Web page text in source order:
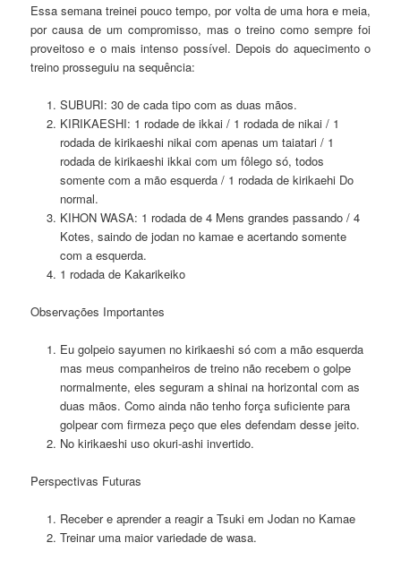
Essa semana treinei pouco tempo, por volta de uma hora e meia,
por causa de um compromisso, mas o treino como sempre foi
proveitoso e o mais intenso possível. Depois do aquecimento o
treino prosseguiu na sequência:
SUBURI: 30 de cada tipo com as duas mãos.
KIRIKAESHI: 1 rodade de ikkai / 1 rodada de nikai / 1
rodada de kirikaeshi nikai com apenas um taiatari / 1
rodada de kirikaeshi ikkai com um fôlego só, todos
somente com a mão esquerda / 1 rodada de kirikaehi Do
normal.
KIHON WASA: 1 rodada de 4 Mens grandes passando / 4
Kotes, saindo de jodan no kamae e acertando somente
com a esquerda.
1 rodada de Kakarikeiko
Observações Importantes
Eu golpeio sayumen no kirikaeshi só com a mão esquerda
mas meus companheiros de treino não recebem o golpe
normalmente, eles seguram a shinai na horizontal com as
duas mãos. Como ainda não tenho força suficiente para
golpear com firmeza peço que eles defendam desse jeito.
No kirikaeshi uso okuri-ashi invertido.
Perspectivas Futuras
Receber e aprender a reagir a Tsuki em Jodan no Kamae
Treinar uma maior variedade de wasa.